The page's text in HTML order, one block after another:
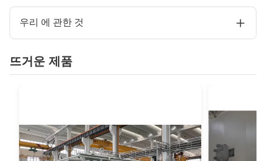
는 것을 환영합니다.
마그네슘 합금 재료 공급,마그네슘 합금 폐기물 재활용,
인 업그레이드를 통해 더 안정적이고 신뢰할 수있는 성
능을 달성했습니다.또한 마그네슘 합금의 주사형 공정
은 고품질 전자 제품을위한 비싸고 희귀한 프로세스에
우리 에 관한 것
공장 투어
FAQ
뜨거운 제품